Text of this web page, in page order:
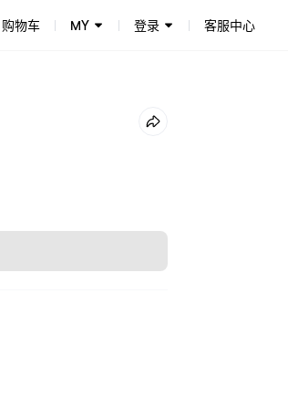
购物车 MY 登录 客服中心